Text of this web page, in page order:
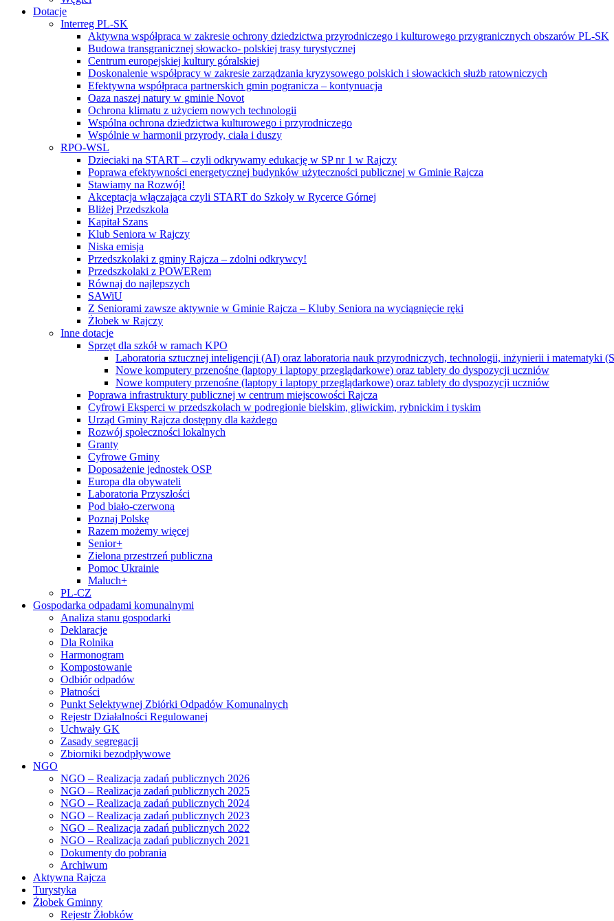
Dotacje
Interreg PL-SK
Aktywna współpraca w zakresie ochrony dziedzictwa przyrodniczego i kulturowego przygranicznych obszarów PL-SK
Budowa transgranicznej słowacko- polskiej trasy turystycznej
Centrum europejskiej kultury góralskiej
Doskonalenie współpracy w zakresie zarządzania kryzysowego polskich i słowackich służb ratowniczych
Efektywna współpraca partnerskich gmin pogranicza – kontynuacja
Oaza naszej natury w gminie Novot
Ochrona klimatu z użyciem nowych technologii
Wspólna ochrona dziedzictwa kulturowego i przyrodniczego
Wspólnie w harmonii przyrody, ciała i duszy
RPO-WSL
Dzieciaki na START – czyli odkrywamy edukację w SP nr 1 w Rajczy
Poprawa efektywności energetycznej budynków użyteczności publicznej w Gminie Rajcza
Stawiamy na Rozwój!
Akceptacja włączająca czyli START do Szkoły w Rycerce Górnej
Bliżej Przedszkola
Kapitał Szans
Klub Seniora w Rajczy
Niska emisja
Przedszkolaki z gminy Rajcza – zdolni odkrywcy!
Przedszkolaki z POWERem
Równaj do najlepszych
SAWiU
Z Seniorami zawsze aktywnie w Gminie Rajcza – Kluby Seniora na wyciągnięcie ręki
Żłobek w Rajczy
Inne dotacje
Sprzęt dla szkół w ramach KPO
Laboratoria sztucznej inteligencji (AI) oraz laboratoria nauk przyrodniczych, technologii, inżynierii i matematyki
Nowe komputery przenośne (laptopy i laptopy przeglądarkowe) oraz tablety do dyspozycji uczniów
Nowe komputery przenośne (laptopy i laptopy przeglądarkowe) oraz tablety do dyspozycji uczniów
Poprawa infrastruktury publicznej w centrum miejscowości Rajcza
Cyfrowi Eksperci w przedszkolach w podregionie bielskim, gliwickim, rybnickim i tyskim
Urząd Gminy Rajcza dostępny dla każdego
Rozwój społeczności lokalnych
Granty
Cyfrowe Gminy
Doposażenie jednostek OSP
Europa dla obywateli
Laboratoria Przyszłości
Pod biało-czerwoną
Poznaj Polskę
Razem możemy więcej
Senior+
Zielona przestrzeń publiczna
Pomoc Ukrainie
Maluch+
PL-CZ
Gospodarka odpadami komunalnymi
Analiza stanu gospodarki
Deklaracje
Dla Rolnika
Harmonogram
Kompostowanie
Odbiór odpadów
Płatności
Punkt Selektywnej Zbiórki Odpadów Komunalnych
Rejestr Działalności Regulowanej
Uchwały GK
Zasady segregacji
Zbiorniki bezodpływowe
NGO
NGO – Realizacja zadań publicznych 2026
NGO – Realizacja zadań publicznych 2025
NGO – Realizacja zadań publicznych 2024
NGO – Realizacja zadań publicznych 2023
NGO – Realizacja zadań publicznych 2022
NGO – Realizacja zadań publicznych 2021
Dokumenty do pobrania
Archiwum
Aktywna Rajcza
Turystyka
Żłobek Gminny
Rejestr Żłobków